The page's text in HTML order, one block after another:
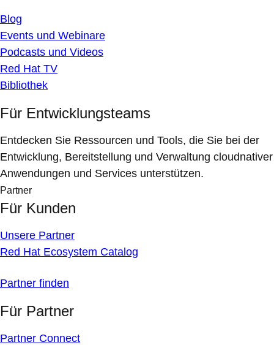
Blog
Events und Webinare
Podcasts und Videos
Red Hat TV
Bibliothek
Für Entwicklungsteams
Entdecken Sie Ressourcen und Tools, die Sie bei der
Entwicklung, Bereitstellung und Verwaltung cloudnativer
Anwendungen und Services unterstützen.
Partner
Für Kunden
Unsere Partner
Red Hat Ecosystem Catalog
Partner finden
Für Partner
Partner Connect